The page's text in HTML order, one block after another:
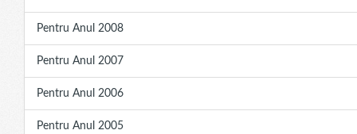
Pentru Anul 2008
Pentru Anul 2007
Pentru Anul 2006
Pentru Anul 2005